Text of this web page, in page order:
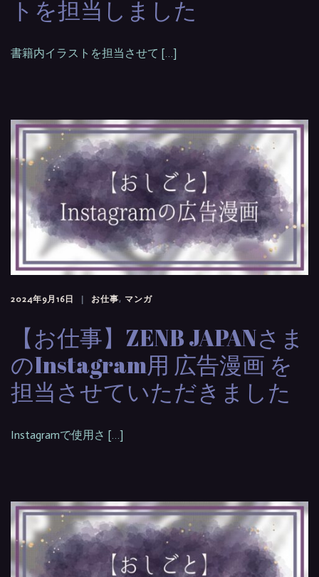
トを担当しました
書籍内イラストを担当させて […]
2024年9月16日 お仕事, マンガ
【お仕事】ZENB JAPANさま
のInstagram用 広告漫画 を
担当させていただきました
Instagramで使用さ […]